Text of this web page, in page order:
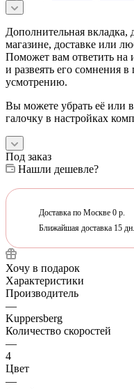
Дополнительная
магазине, доставке или
Поможет вам ответить на
и развеять его сомнения
усмотрению.
Вы можете убрать её или
галочку в настройках
Под заказ
Нашли дешевле?
Доставка по Москве 0 р.
Ближайшая доставка 15 дн.
Хочу в подарок
Характеристики
Производитель
—
Kuppersberg
Количество скоростей
—
4
Цвет
—